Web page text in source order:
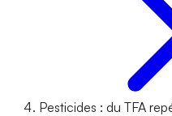
Pesticides : du TFA